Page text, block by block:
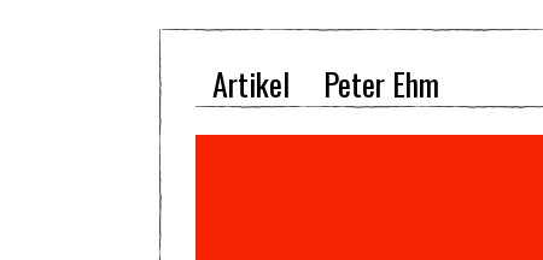
Artikel Peter Ehm